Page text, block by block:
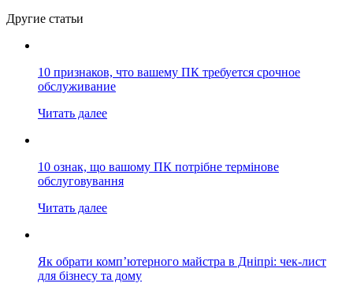
Другие статьи
10 признаков, что вашему ПК требуется срочное
обслуживание
Читать далее
10 ознак, що вашому ПК потрібне термінове
обслуговування
Читать далее
Як обрати комп’ютерного майстра в Дніпрі: чек-лист
для бізнесу та дому